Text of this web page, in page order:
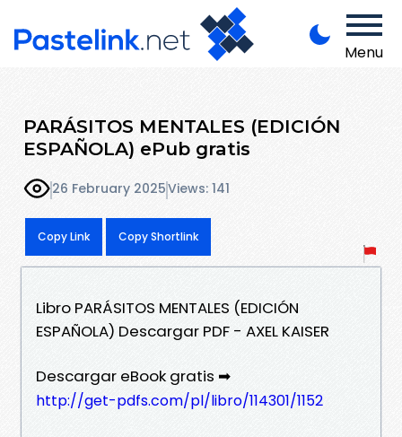
Menu
PARÁSITOS MENTALES (EDICIÓN
ESPAÑOLA) ePub gratis
26 February 2025Views: 141
Copy Link Copy Shortlink
Libro PARÁSITOS MENTALES (EDICIÓN
ESPAÑOLA) Descargar PDF - AXEL KAISER
Descargar eBook gratis ➡
http://get-pdfs.com/pl/libro/114301/1152